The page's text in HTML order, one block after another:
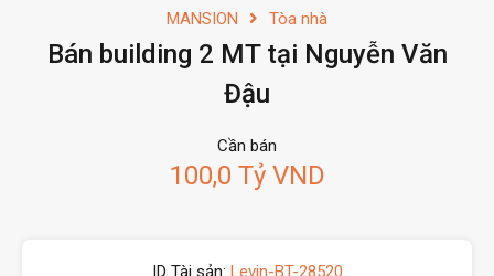
MANSION Tòa nhà
Bán building 2 MT tại Nguyễn Văn
Đậu
Cần bán
100,0 Tỷ VND
ID Tài sản: Levin-BT-28520